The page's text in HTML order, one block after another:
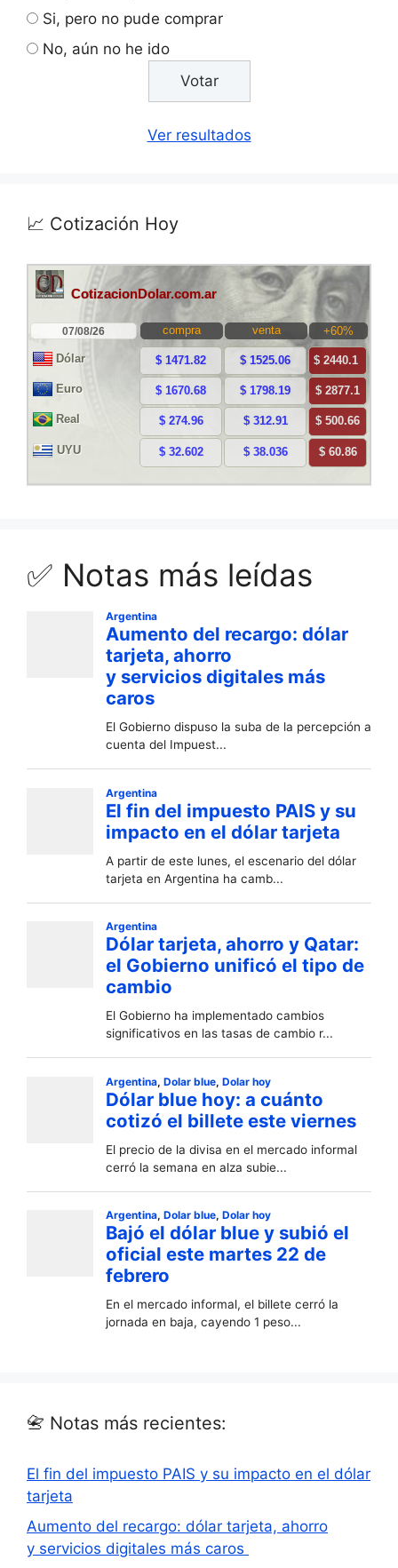
Si, pero no pude comprar
No, aún no he ido
Ver resultados
📈 Cotización Hoy
✅ Notas más leídas
📇 Notas más recientes:
El fin del impuesto PAIS y su impacto en el dólar
tarjeta
Aumento del recargo: dólar tarjeta, ahorro
y servicios digitales más caros